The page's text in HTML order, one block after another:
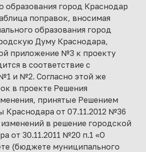
образования город Краснодар
поправок, вносимая
образования город
Думу Краснодара,
приложение №3 к проекту
в соответствие с
и №2. Согласно этой же
в проекте Решения
принятые Решением
Краснодара от 07.11.2012 №36
в решение городской
от 30.11.2011 №20 п.1 «О
(бюджете муниципального